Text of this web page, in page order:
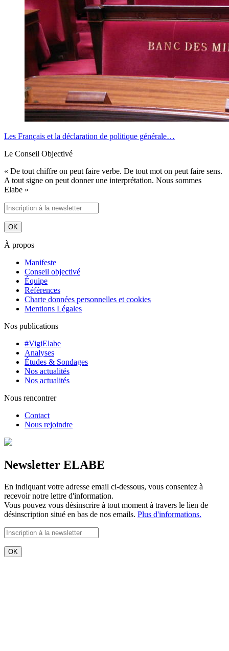
Les Français et la déclaration de politique générale…
Le Conseil Objectivé
« De tout chiffre on peut faire verbe. De tout mot on peut faire sens.
A tout signe on peut donner une interprétation. Nous sommes
Elabe »
À propos
Manifeste
Conseil objectivé
Équipe
Références
Charte données personnelles et cookies
Mentions Légales
Nos publications
#VigiElabe
Analyses
Études & Sondages
Nos actualités
Nos actualités
Nous rencontrer
Contact
Nous rejoindre
Newsletter ELABE
En indiquant votre adresse email ci-dessous, vous consentez à
recevoir notre lettre d'information.
Vous pouvez vous désinscrire à tout moment à travers le lien de
désinscription situé en bas de nos emails. Plus d'informations.